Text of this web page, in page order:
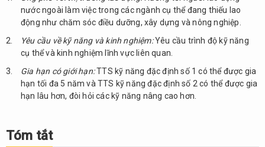
nước ngoài làm việc trong các ngành cụ thể đang thiếu lao
động như chăm sóc điều dưỡng, xây dựng và nông nghiệp.
Yêu cầu về kỹ năng và kinh nghiệm:Yêu cầu trình độ kỹ năng
cụ thể và kinh nghiệm lĩnh vực liên quan.
Gia hạn có giới hạn:TTS kỹ năng đặc định số 1 có thể được gia
hạn tối đa 5 năm và TTS kỹ năng đặc định số 2 có thể được gia
hạn lâu hơn, đòi hỏi các kỹ năng nâng cao hơn.
Tóm tắt